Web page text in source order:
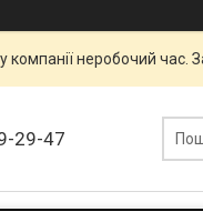
компанії неробочий час.
29-47